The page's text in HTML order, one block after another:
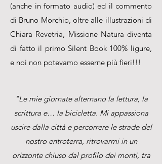
(anche in formato audio) ed il commento
di Bruno Morchio, oltre alle illustrazioni di
Chiara Revetria, Missione Natura diventa
di fatto il primo Silent Book 100% ligure,
e noi non potevamo esserne più fieri!!!
"Le mie giornate alternano la lettura, la
scrittura e… la bicicletta. Mi appassiona
uscire dalla città e percorrere le strade del
nostro entroterra, ritrovarmi in un
orizzonte chiuso dal profilo dei monti, tra